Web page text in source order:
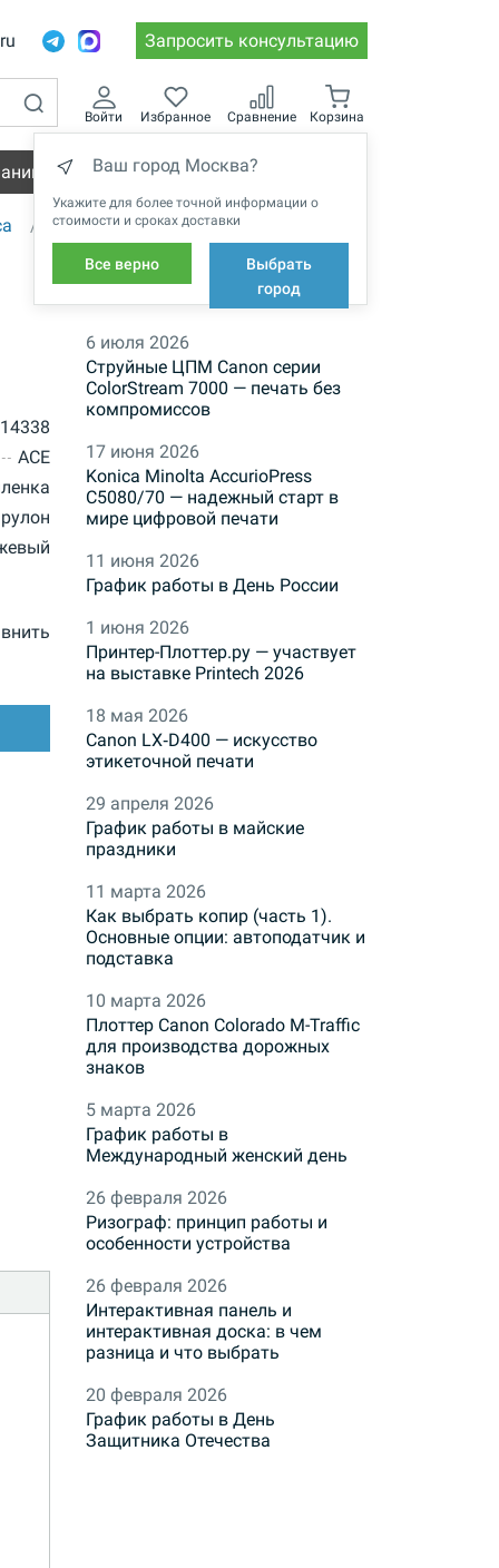
Запросить консультацию
Войти Избранное Сравнение Корзина
Ваш город Москва?
Укажите для более точной информации о
стоимости и сроках доставки
Все верно
Выбрать
город
Вакансии
ACE
рулон
НОВОСТИ
6 июля 2026
Струйные ЦПМ Canon серии
ColorStream 7000 — печать без
компромиссов
17 июня 2026
Konica Minolta AccurioPress
C5080/70 — надежный старт в
мире цифровой печати
11 июня 2026
График работы в День России
1 июня 2026
Принтер-Плоттер.ру — участвует
на выставке Printech 2026
18 мая 2026
Canon LX‑D400 — искусство
этикеточной печати
29 апреля 2026
График работы в майские
праздники
11 марта 2026
Как выбрать копир (часть 1).
Основные опции: автоподатчик и
подставка
10 марта 2026
Плоттер Canon Colorado M-Traffic
для производства дорожных
знаков
5 марта 2026
График работы в
Международный женский день
26 февраля 2026
Ризограф: принцип работы и
особенности устройства
26 февраля 2026
Интерактивная панель и
интерактивная доска: в чем
разница и что выбрать
20 февраля 2026
График работы в День
Защитника Отечества